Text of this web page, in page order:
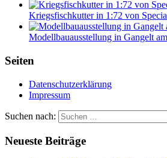
Kriegsfischkutter in 1:72 von
Modellbauausstellung in Gangelt
Seiten
Datenschutzerklärung
Impressum
Suchen nach:
Neueste Beiträge